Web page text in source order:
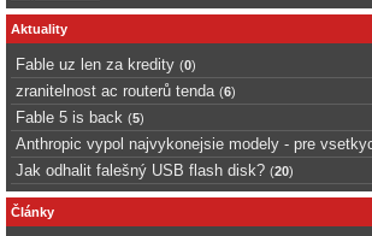
Aktuality
Fable uz len za kredity (0)
zranitelnost ac routerů tenda (6)
Fable 5 is back (5)
Anthropic vypol najvykonejsie modely - pre
Jak odhalit falešný USB flash disk? (20)
Články